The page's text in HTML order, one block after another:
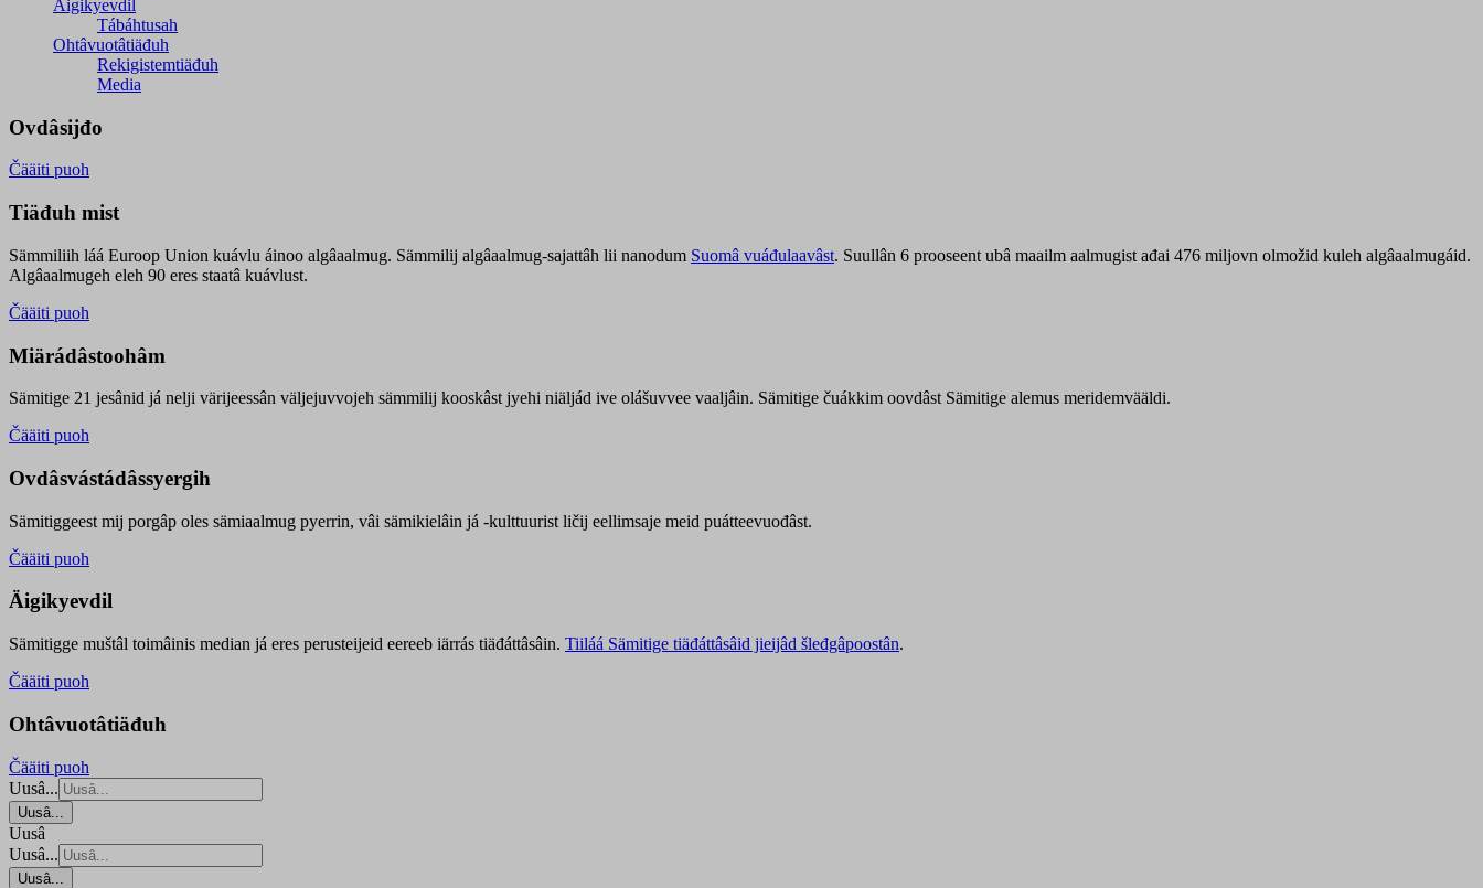
Äigikyevdil
Tábáhtusah
Ohtâvuotâtiäđuh
Rekigistemtiäđuh
Media
Ovdâsijđo
Čääiti puoh
Tiäđuh mist
Sämmiliih láá Euroop Union kuávlu áinoo algâaalmug. Sämmilij algâaalmug-sajattâh lii nanodum Suomâ vuáđulaavâst. Suullân 6 prooseent ubâ maailm aalmugist ađai 476 miljovn olmožid kuleh algâaalmugáid.
Algâaalmugeh eleh 90 eres staatâ kuávlust.
Čääiti puoh
Miärádâstoohâm
Sämitige 21 jesânid já nelji värijeessân väljejuvvojeh sämmilij kooskâst jyehi niäljád ive olášuvvee vaaljâin. Sämitige čuákkim oovdâst Sämitige alemus meridemvääldi.
Čääiti puoh
Ovdâsvástádâssyergih
Sämitiggeest mij porgâp oles sämiaalmug pyerrin, vâi sämikielâin já -kulttuurist ličij eellimsaje meid puátteevuođâst.
Čääiti puoh
Äigikyevdil
Sämitigge muštâl toimâinis median já eres perusteijeid eereeb iärrás tiäđáttâsâin. Tiiláá Sämitige tiäđáttâsâid jieijâd šleđgâpoostân.
Čääiti puoh
Ohtâvuotâtiäđuh
Čääiti puoh
Uusâ...
Uusâ...
Uusâ
Uusâ...
Uusâ...